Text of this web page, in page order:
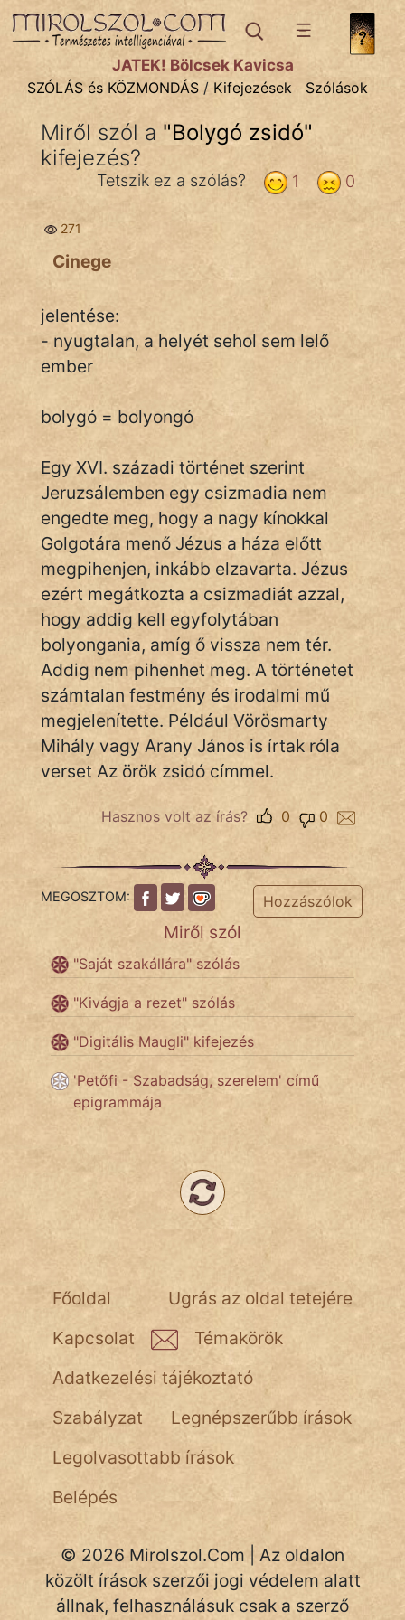
SZÓLÁS ÉS KÖZMONDÁStémák:
Bibliai
Közmondások
Szállóigék
Szóláscsoportok
Szólások
Tréfás
IRODALOM
SZÓLÁS
KÖZMONDÁS
PSZICHO
ZENE
FILM
ÉLETMÓD
MAGYARSÁG
És
TÖRTÉNELEM
cinege
Hunor
Jób Gedeon
Láron Ádám
mikkamakka
pszichopati
szegény legény
Hoffer Botond
szemfüles
JÁTÉK! Bölcsek Kavicsa
SZÓLÁS és KÖZMONDÁS / Kifejezések Szólások
Miről szól a "Bolygó zsidó"
kifejezés?
0
1
Tetszik ez a szólás?
271
Cinege
jelentése:
- nyugtalan, a helyét sehol sem lelő
ember
bolygó = bolyongó
Egy XVI. századi történet szerint
Jeruzsálemben egy csizmadia nem
engedte meg, hogy a nagy kínokkal
Golgotára menő Jézus a háza előtt
megpihenjen, inkább elzavarta. Jézus
ezért megátkozta a csizmadiát azzal,
hogy addig kell egyfolytában
bolyongania, amíg ő vissza nem tér.
Addig nem pihenhet meg. A történetet
számtalan festmény és irodalmi mű
megjelenítette. Például Vörösmarty
Mihály vagy Arany János is írtak róla
verset Az örök zsidó címmel.
Hasznos volt az írás? 0
0
MEGOSZTOM: Hozzászólok
Miről szól
"Saját szakállára" szólás
"Kivágja a rezet" szólás
"Digitális Maugli" kifejezés
'Petőfi - Szabadság, szerelem' című
epigrammája
Ugrás az oldal tetejére
Főoldal
Kapcsolat
Témakörök
Adatkezelési tájékoztató
Szabályzat
Legnépszerűbb írások
Legolvasottabb írások
Belépés
© 2026 Mirolszol.Com | Az oldalon
közölt írások szerzői jogi védelem alatt
állnak, felhasználásuk csak a szerző